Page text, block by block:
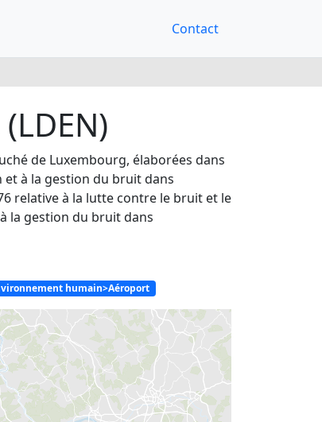
Contact
de Luxembourg, élaborées dans
et à la gestion du bruit dans
relative à la lutte contre le bruit et le
la gestion du bruit dans
humain>Aéroport